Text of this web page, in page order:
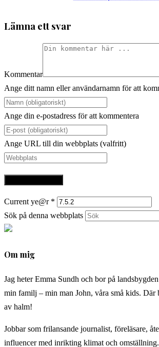
Lämna ett svar
Kommentar
Ange ditt namn eller användarnamn för att
Ange din e-postadress för att kommentera
Ange URL till din webbplats (valfritt)
Current ye@r *
Sök på denna webbplats
Om mig
Jag heter Emma Sundh och bor på
min familj – min man John, våra små kids. Där
av halm!
Jobbar som frilansande journalist, föreläsare,
influencer med inrikting klimat och